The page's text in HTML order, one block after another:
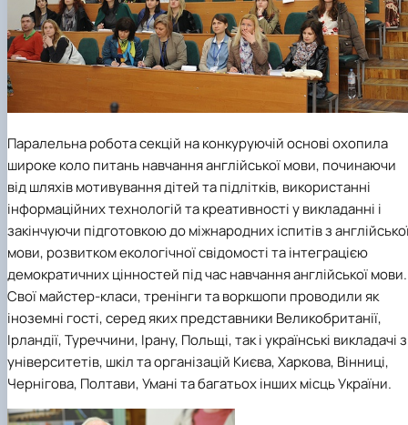
Паралельна робота секцій на конкуруючій основі охопила
широке коло питань навчання англійської мови, починаючи
від шляхів мотивування дітей та підлітків, використанні
інформаційних технологій та креативності у викладанні і
закінчуючи підготовкою до міжнародних іспитів з
мови, розвитком екологічної свідомості та інтеграцією
демократичних цінностей під час навчання англійської мови.
Свої майстер-класи, тренінги та воркшопи проводили як
іноземні гості, серед яких представники Великобританії,
Ірландії, Туреччини, Ірану, Польщі, так і українські викладачі з
університетів, шкіл та організацій Києва, Харкова, Вінниці,
Чернігова, Полтави, Умані та багатьох інших місць України.